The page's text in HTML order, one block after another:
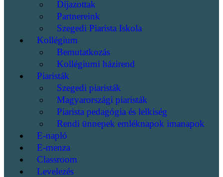
Díjazottak
Partnereink
Szegedi Piarista Iskola
Kollégium
Bemutatkozás
Kollégiumi házirend
Piaristák
Szegedi piaristák
Magyarországi piaristák
Piarista pedagógia és lelkiség
Rendi ünnepek emléknapok imanapok
E-napló
E-menza
Classroom
Levelezés